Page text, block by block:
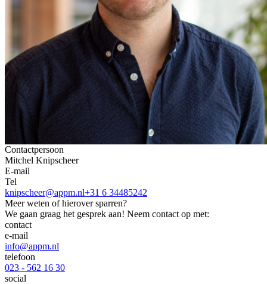
Contactpersoon
Mitchel Knipscheer
E-mail
Tel
knipscheer@appm.nl+31 6 34485242
Meer weten of hierover sparren?
We gaan graag het gesprek aan! Neem contact op met:
contact
e-mail
info@appm.nl
telefoon
023 - 562 16 30
social